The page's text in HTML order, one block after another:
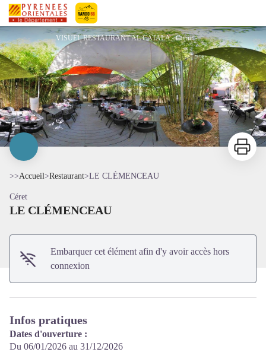
Pyrénées-Orientales Le Département
LE CLÉMENCEAU
VISUEL RESTAURANT AL CATALA - Copie - AL CATALA
Imprimer
>>Accueil>Restaurant>LE CLÉMENCEAU
Céret
LE CLÉMENCEAU
Embarquer cet élément afin d'y avoir accès hors
connexion
Infos pratiques
Dates d'ouverture :
Du 06/01/2026 au 31/12/2026